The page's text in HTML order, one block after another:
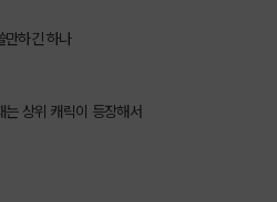
만하긴 하나
상위 캐릭이 등장해서